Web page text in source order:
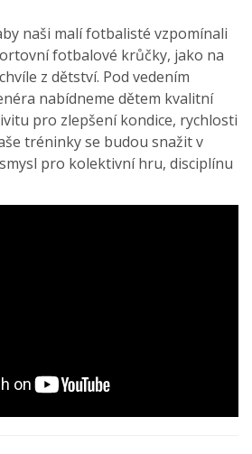
naši malí fotbalisté vzpomínali
fotbalové krůčky, jako na
z dětství. Pod vedením
nabídneme dětem kvalitní
pro zlepšení kondice, rychlosti
tréninky se budou snažit v
pro kolektivní hru, disciplínu